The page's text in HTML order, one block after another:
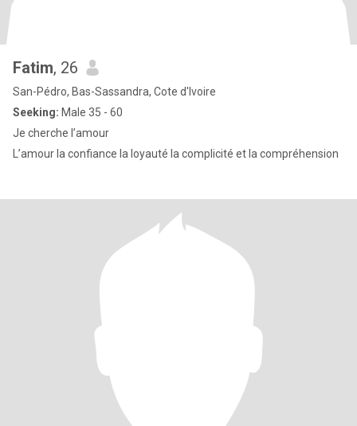
Fatim, 26
San-Pédro, Bas-Sassandra, Cote d'Ivoire
Seeking: Male 35 - 60
Je cherche l’amour
L’amour la confiance la loyauté la complicité et la compréhension